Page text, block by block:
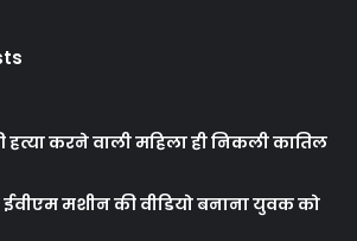
करने वाली महिला ही निकली कातिल
मशीन की वीडियो बनाना युवक को